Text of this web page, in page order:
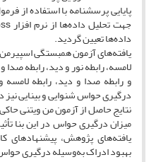
داده‌ها تعیین گردید.
یافته‌های آزمون همبستگی اسپیرمن
لامسه، رابطه نور و دید، رابطه
و رابطه صدا و دید، رابطه
درگیری حواس شنوایی و بینایی نیز
نتایج حاصل از آزمون من ویتنی
میزان درگیری حواس در این بنا
یافته‌های پژوهش،
بهبود ادراک به‌وسیله درگیری